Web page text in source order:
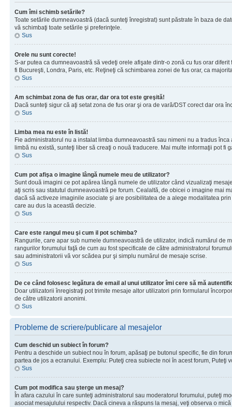
Cum îmi schimb setările?
Toate setările dumneavoastră (dacă sunteţi înregistrat) sunt păstrate în baza de
vă schimbaţi toate setările şi preferinţele.
Sus
Orele nu sunt corecte!
S-ar putea ca dumneavoastră să vedeţi orele afişate dintr-o zonă cu fus orar
fi Bucureşti, Londra, Paris, etc. Reţineţi că schimbarea zonei de fus orar, ca
Sus
Am schimbat zona de fus orar, dar ora tot este greşită!
Dacă sunteţi sigur că aţi setat zona de fus orar şi ora de vară/DST corect dar ora
Sus
Limba mea nu este în listă!
Fie administratorul nu a instalat limba dumneavoastră sau nimeni nu a tradus
limbă nu există, sunteţi liber să creaţi o nouă traducere. Mai multe informaţii pot
Sus
Cum pot afişa o imagine lângă numele meu de utilizator?
Sunt două imagini ce pot apărea lângă numele de utilizator când vizualizaţi
aţi scris sau statutul dumneavoastră pe forum. Cealaltă, de obicei o imagine mai
dacă să activeze imaginile asociate şi are posibilitatea de a alege modalitatea
care au dus la această decizie.
Sus
Care este rangul meu şi cum il pot schimba?
Rangurile, care apar sub numele dumneavoastră de utilizator, indică numărul
rangurilor forumului faţă de cum au fost specificate de către administratorul
sau administratorii vă vor scădea pur şi simplu numărul de mesaje scrise.
Sus
De ce când folosesc legătura de email al unui utilizator îmi cere să mă
Doar utilizatorii înregistraţi pot trimite mesaje altor utilizatori prin formularul
de către utilizatorii anonimi.
Sus
Probleme de scriere/publicare al mesajelor
Cum deschid un subiect în forum?
Pentru a deschide un subiect nou în forum, apăsaţi pe butonul specific, fie din
partea de jos a ecranului. Exemplu: Puteţi crea subiecte noi în acest forum, Puteţi
Sus
Cum pot modifica sau şterge un mesaj?
În afara cazului în care sunteţi administratorul sau moderatorul forumului, puteţi
asociat mesajulului respectiv. Dacă cineva a răspuns la mesaj, veţi observa o